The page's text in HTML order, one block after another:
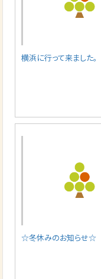
横浜に行って来ました。
☆冬休みのお知らせ☆